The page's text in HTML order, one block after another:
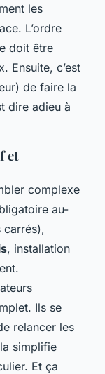
les
L’ordre
doit être
Ensuite, c’est
de faire la
dire adieu à
et
complexe
au-
carrés),
, installation
Ils se
relancer les
simplifie
Et ça